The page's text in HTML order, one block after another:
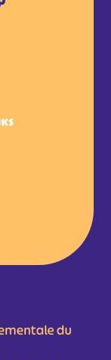
du